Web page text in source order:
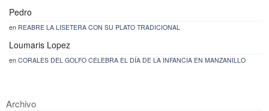
Pedro
en REABRE LA LISETERA CON SU PLATO TRADICIONAL
Loumaris Lopez
en CORALES DEL GOLFO CELEBRA EL DÍA DE LA INFANCIA EN MANZANILLO
Archivo